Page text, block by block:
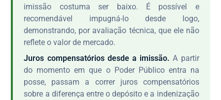
imissão costuma ser baixo. É possível e
recomendável impugná-lo desde logo,
demonstrando, por avaliação técnica, que ele não
reflete o valor de mercado.
Juros compensatórios desde a imissão. A partir
do momento em que o Poder Público entra na
posse, passam a correr juros compensatórios
sobre a diferença entre o depósito e a indenização